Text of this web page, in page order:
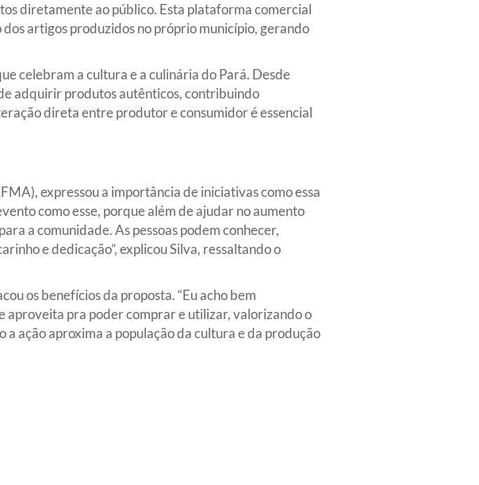
diretamente ao público. Esta plataforma comercial
artigos produzidos no próprio município, gerando
celebram a cultura e a culinária do Pará. Desde
adquirir produtos autênticos, contribuindo
direta entre produtor e consumidor é essencial
expressou a importância de iniciativas como essa
como esse, porque além de ajudar no aumento
a comunidade. As pessoas podem conhecer,
e dedicação”, explicou Silva, ressaltando o
os benefícios da proposta. “Eu acho bem
aproveita pra poder comprar e utilizar, valorizando o
ação aproxima a população da cultura e da produção